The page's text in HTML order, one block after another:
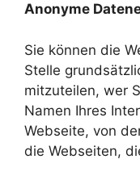
Anonyme
Sie können die
Stelle
mitzuteilen, wer
Namen Ihres
Webseite, von
die Webseiten,